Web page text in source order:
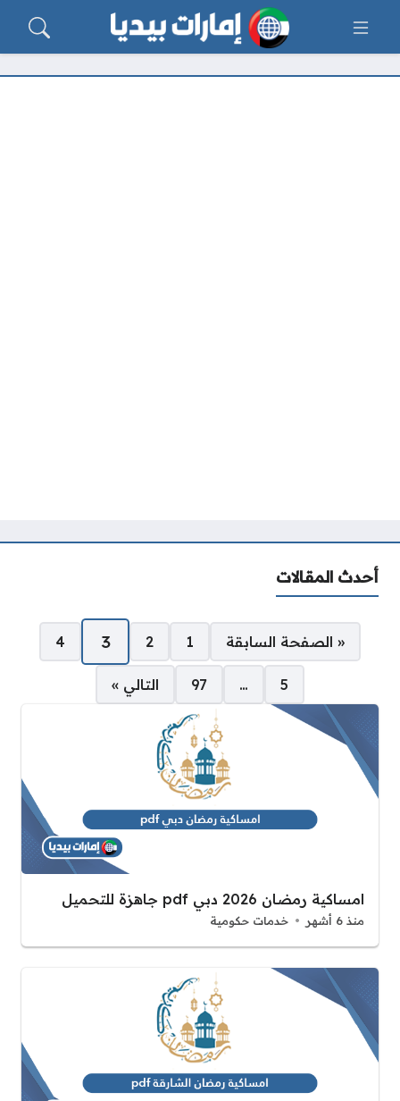
أحدث المقالات
صفحات:
« الصفحة السابقة 1
2
3
4
5
…
97 التالي »
امساكية رمضان 2026 دبي pdf جاهزة للتحميل
منذ 6 أشهر خدمات حكومية